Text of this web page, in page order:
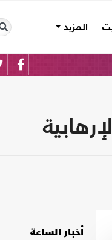
المزيد
أخبار الساعة